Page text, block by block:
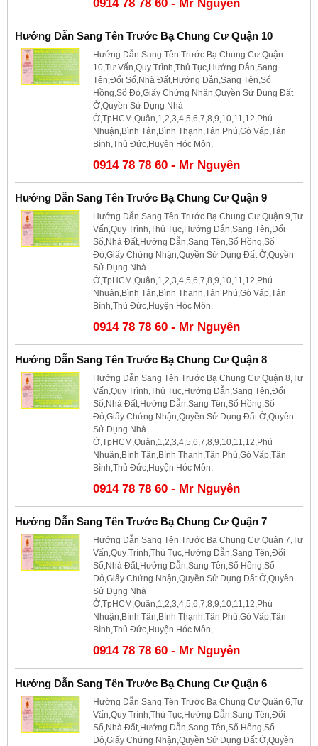
0914 78 78 60 - Mr Nguyên
Hướng Dẫn Sang Tên Trước Bạ Chung Cư Quận 10
Hướng Dẫn Sang Tên Trước Bạ Chung Cư Quận
10,Tư Vấn,Quy Trình,Thủ Tục,Hướng Dẫn,Sang
Tên,Đổi Sổ,Nhà Đất,Hướng Dẫn,Sang Tên,Sổ
Hồng,Sổ Đỏ,Giấy Chứng Nhận,Quyền Sử Dụng Đất
Ở,Quyền Sử Dụng Nhà
Ở,TpHCM,Quận,1,2,3,4,5,6,7,8,9,10,11,12,Phú
Nhuận,Bình Tân,Bình Thạnh,Tân Phú,Gò Vấp,Tân
Bình,Thủ Đức,Huyện Hóc Môn,
0914 78 78 60 - Mr Nguyên
Hướng Dẫn Sang Tên Trước Bạ Chung Cư Quận 9
Hướng Dẫn Sang Tên Trước Bạ Chung Cư Quận 9,Tư
Vấn,Quy Trình,Thủ Tục,Hướng Dẫn,Sang Tên,Đổi
Sổ,Nhà Đất,Hướng Dẫn,Sang Tên,Sổ Hồng,Sổ
Đỏ,Giấy Chứng Nhận,Quyền Sử Dụng Đất Ở,Quyền
Sử Dụng Nhà
Ở,TpHCM,Quận,1,2,3,4,5,6,7,8,9,10,11,12,Phú
Nhuận,Bình Tân,Bình Thạnh,Tân Phú,Gò Vấp,Tân
Bình,Thủ Đức,Huyện Hóc Môn,
0914 78 78 60 - Mr Nguyên
Hướng Dẫn Sang Tên Trước Bạ Chung Cư Quận 8
Hướng Dẫn Sang Tên Trước Bạ Chung Cư Quận 8,Tư
Vấn,Quy Trình,Thủ Tục,Hướng Dẫn,Sang Tên,Đổi
Sổ,Nhà Đất,Hướng Dẫn,Sang Tên,Sổ Hồng,Sổ
Đỏ,Giấy Chứng Nhận,Quyền Sử Dụng Đất Ở,Quyền
Sử Dụng Nhà
Ở,TpHCM,Quận,1,2,3,4,5,6,7,8,9,10,11,12,Phú
Nhuận,Bình Tân,Bình Thạnh,Tân Phú,Gò Vấp,Tân
Bình,Thủ Đức,Huyện Hóc Môn,
0914 78 78 60 - Mr Nguyên
Hướng Dẫn Sang Tên Trước Bạ Chung Cư Quận 7
Hướng Dẫn Sang Tên Trước Bạ Chung Cư Quận 7,Tư
Vấn,Quy Trình,Thủ Tục,Hướng Dẫn,Sang Tên,Đổi
Sổ,Nhà Đất,Hướng Dẫn,Sang Tên,Sổ Hồng,Sổ
Đỏ,Giấy Chứng Nhận,Quyền Sử Dụng Đất Ở,Quyền
Sử Dụng Nhà
Ở,TpHCM,Quận,1,2,3,4,5,6,7,8,9,10,11,12,Phú
Nhuận,Bình Tân,Bình Thạnh,Tân Phú,Gò Vấp,Tân
Bình,Thủ Đức,Huyện Hóc Môn,
0914 78 78 60 - Mr Nguyên
Hướng Dẫn Sang Tên Trước Bạ Chung Cư Quận 6
Hướng Dẫn Sang Tên Trước Bạ Chung Cư Quận 6,Tư
Vấn,Quy Trình,Thủ Tục,Hướng Dẫn,Sang Tên,Đổi
Sổ,Nhà Đất,Hướng Dẫn,Sang Tên,Sổ Hồng,Sổ
Đỏ,Giấy Chứng Nhận,Quyền Sử Dụng Đất Ở,Quyền